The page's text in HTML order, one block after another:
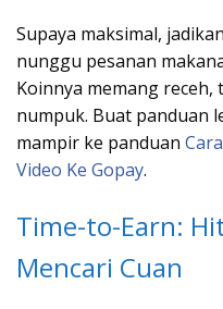
Supaya maksimal,
nunggu pesanan
Koinnya memang
numpuk. Buat panduan
mampir ke panduan
Video Ke Gopay.
Time-to-Earn:
Mencari Cuan